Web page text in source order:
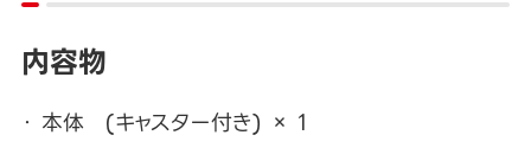
内容物
本体 (キャスター付き) × 1